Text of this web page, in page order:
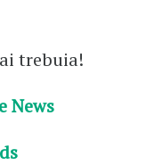
trebuia!
News